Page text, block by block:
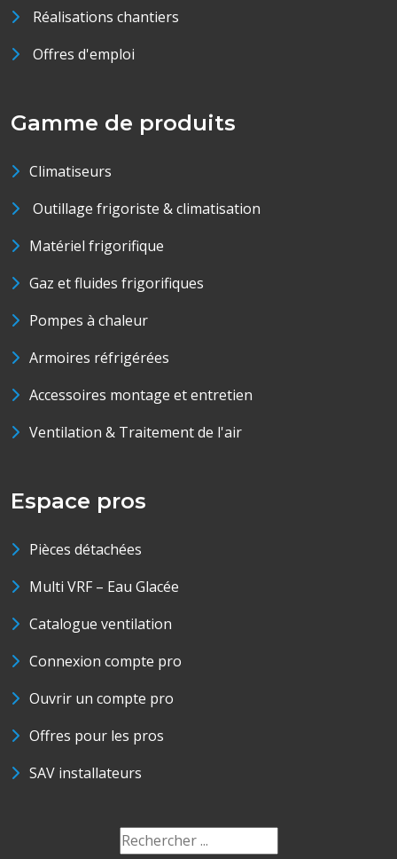
Réalisations chantiers
Offres d'emploi
Gamme de produits
Climatiseurs
Outillage frigoriste & climatisation
Matériel frigorifique
Gaz et fluides frigorifiques
Pompes à chaleur
Armoires réfrigérées
Accessoires montage et entretien
Ventilation & Traitement de l'air
Espace pros
Pièces détachées
Multi VRF – Eau Glacée
Catalogue ventilation
Connexion compte pro
Ouvrir un compte pro
Offres pour les pros
SAV installateurs